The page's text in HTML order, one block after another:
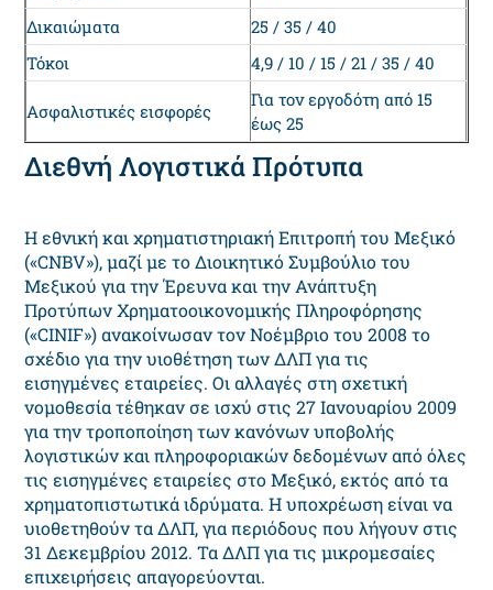
Δικαιώματα
25 / 35 / 40
Τόκοι
4,9 / 10 / 15 / 21 / 35 / 40
Ασφαλιστικές εισφορές
Για τον εργοδότη από 15
έως 25
Διεθνή Λογιστικά Πρότυπα
Η εθνική και χρηματιστηριακή Επιτροπή του Μεξικό
(«CNBV»), μαζί με το Διοικητικό Συμβούλιο του
Μεξικού για την Έρευνα και την Ανάπτυξη
Προτύπων Χρηματοοικονομικής Πληροφόρησης
(«CINIF») ανακοίνωσαν τον Νοέμβριο του 2008 το
σχέδιο για την υιοθέτηση των ΔΛΠ για τις
εισηγμένες εταιρείες. Οι αλλαγές στη σχετική
νομοθεσία τέθηκαν σε ισχύ στις 27 Ιανουαρίου 2009
για την τροποποίηση των κανόνων υποβολής
λογιστικών και πληροφοριακών δεδομένων από όλες
τις εισηγμένες εταιρείες στο Μεξικό, εκτός από τα
χρηματοπιστωτικά ιδρύματα. Η υποχρέωση είναι να
υιοθετηθούν τα ΔΛΠ, για περιόδους που λήγουν στις
31 Δεκεμβρίου 2012. Τα ΔΛΠ για τις μικρομεσαίες
επιχειρήσεις απαγορεύονται.